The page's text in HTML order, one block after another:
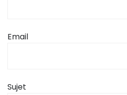
Email
Sujet